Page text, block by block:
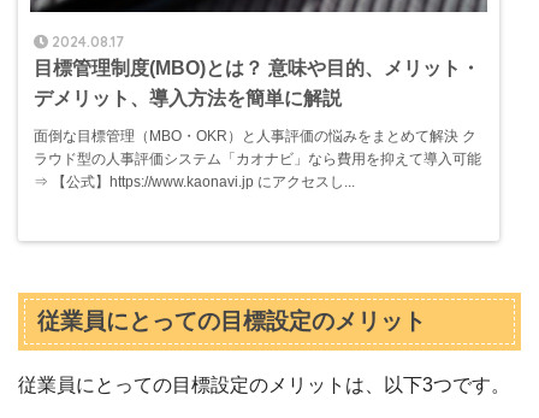
2024.08.17
目標管理制度(MBO)とは？ 意味や目的、メリット・
デメリット、導入方法を簡単に解説
面倒な目標管理（MBO・OKR）と人事評価の悩みをまとめて解決 ク
ラウド型の人事評価システム「カオナビ」なら費用を抑えて導入可能
⇒ 【公式】https://www.kaonavi.jp にアクセスし...
従業員にとっての目標設定のメリット
従業員にとっての目標設定のメリットは、以下3つです。